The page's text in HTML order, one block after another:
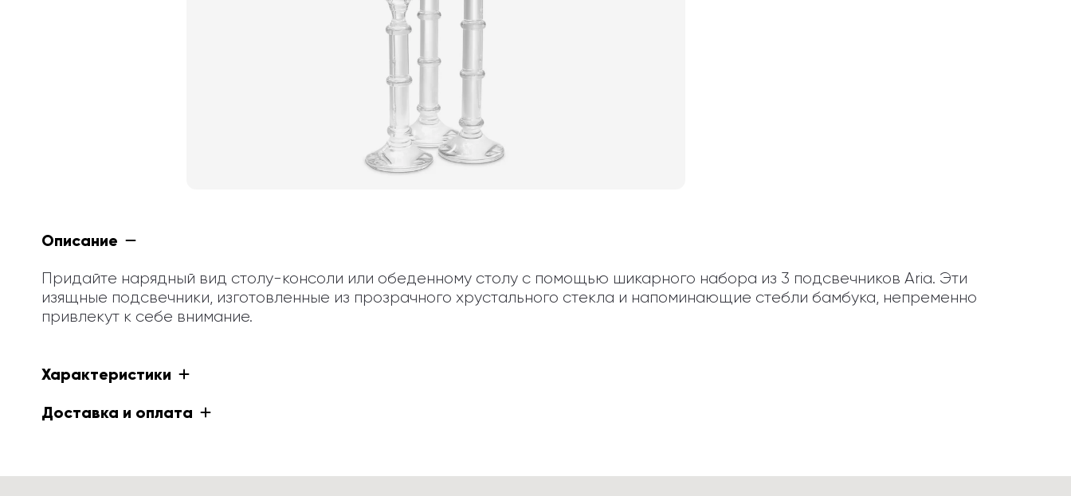
Описание
Придайте нарядный вид столу-консоли или обеденному столу с помощью шикарного набора из 3 подсвечников Aria. Эти
изящные подсвечники, изготовленные из прозрачного хрустального стекла и напоминающие стебли бамбука, непременно
привлекут к себе внимание.
Характеристики
Доставка и оплата